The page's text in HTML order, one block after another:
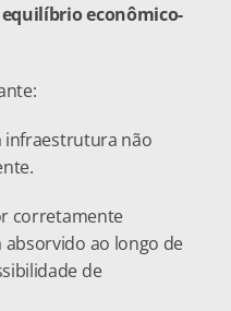
econômico-
infraestrutura não
corretamente
ao longo de
de